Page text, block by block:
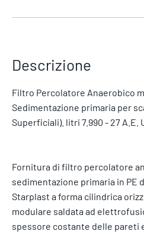
Descrizione
Filtro Percolatore Anaerobico
Sedimentazione primaria per
Superficiali). litri 7.990 - 27 A.E.
Fornitura di filtro percolatore
sedimentazione primaria in PE
Starplast a forma cilindrica
modulare saldata ad
spessore costante delle pareti